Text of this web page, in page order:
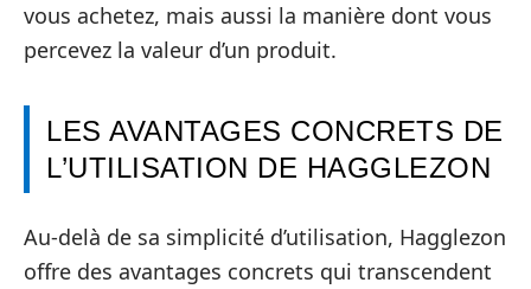
vous achetez, mais aussi la manière dont vous
percevez la valeur d’un produit.
LES AVANTAGES CONCRETS DE
L’UTILISATION DE HAGGLEZON
Au-delà de sa simplicité d’utilisation, Hagglezon
offre des avantages concrets qui transcendent